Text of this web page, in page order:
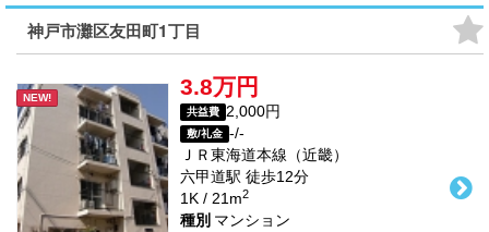
神戸市灘区友田町1丁目
NEW! 3.8万円
共益費 2,000円
敷/礼金 -/-
ＪＲ東海道本線（近畿）
六甲道駅 徒歩12分
1K / 21m2
種別 マンション